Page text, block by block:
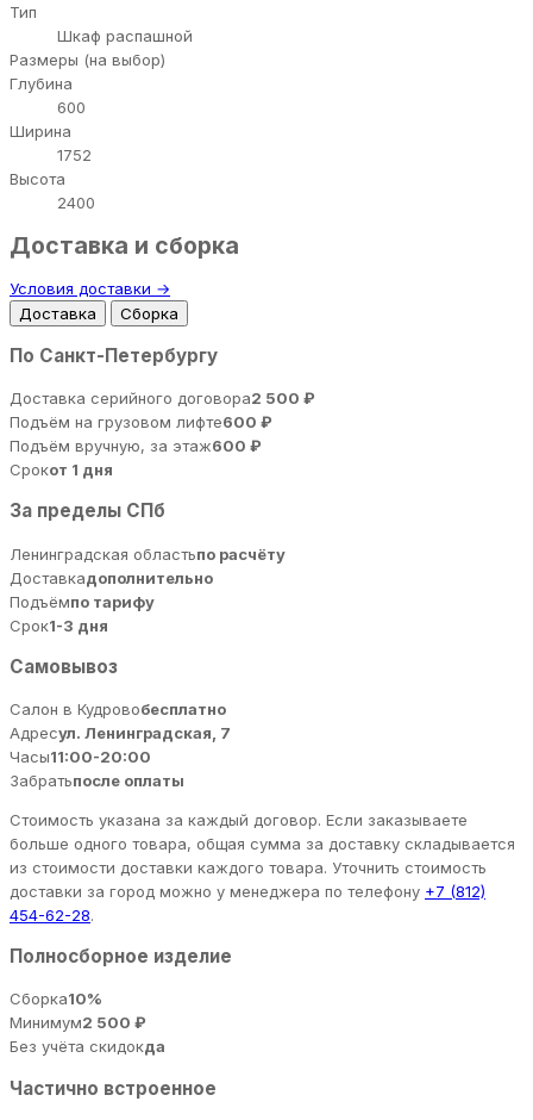
Тип
Шкаф распашной
Размеры (на выбор)
Глубина
600
Ширина
1752
Высота
2400
Доставка и сборка
Условия доставки →
Доставка
Сборка
По Санкт-Петербургу
Доставка серийного договора2 500 ₽
Подъём на грузовом лифте600 ₽
Подъём вручную, за этаж600 ₽
Срокот 1 дня
За пределы СПб
Ленинградская областьпо расчёту
Доставкадополнительно
Подъёмпо тарифу
Срок1-3 дня
Самовывоз
Салон в Кудровобесплатно
Адресул. Ленинградская, 7
Часы11:00-20:00
Забратьпосле оплаты
Стоимость указана за каждый договор. Если заказываете
больше одного товара, общая сумма за доставку складывается
из стоимости доставки каждого товара. Уточнить стоимость
доставки за город можно у менеджера по телефону +7 (812)
454-62-28.
Полносборное изделие
Сборка10%
Минимум2 500 ₽
Без учёта скидокда
Частично встроенное